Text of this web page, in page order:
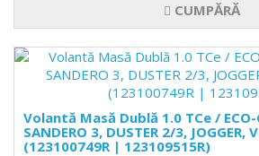
CUMPĂRĂ
Volantă Masă Dublă 1.0 TCe / ECO-
SANDERO 3, DUSTER 2/3, JOGGER,
(123100749R | 123109515R)